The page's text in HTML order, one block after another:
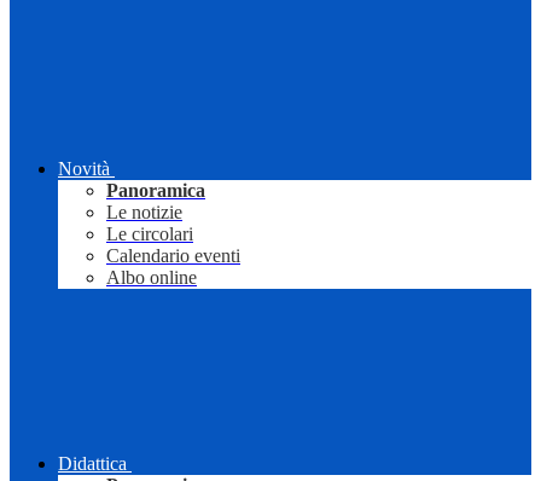
Novità
Panoramica
Le notizie
Le circolari
Calendario eventi
Albo online
Didattica